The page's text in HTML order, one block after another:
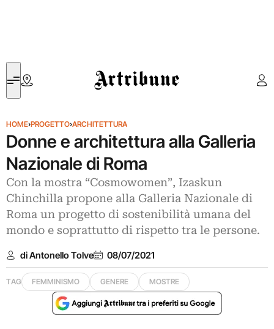
Artribune
HOME›PROGETTO›ARCHITETTURA
Donne e architettura alla Galleria
Nazionale di Roma
Con la mostra “Cosmowomen”, Izaskun
Chinchilla propone alla Galleria Nazionale di
Roma un progetto di sostenibilità umana del
mondo e soprattutto di rispetto tra le persone.
di Antonello Tolve 08/07/2021
TAG FEMMINISMO GENERE MOSTRE